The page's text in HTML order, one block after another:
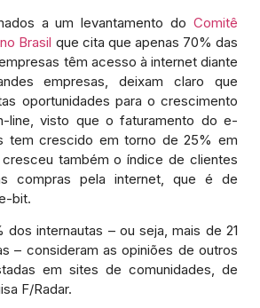
a um levantamento do Comitê
Brasil que cita que apenas 70% das
têm acesso à internet diante
empresas, deixam claro que
oportunidades para o crescimento
line, visto que o faturamento do e-
tem crescido em torno de 25% em
também o índice de clientes
compras pela internet, que é de
bit.
dos internautas – ou seja, mais de 21
– consideram as opiniões de outros
em sites de comunidades, de
F/Radar.